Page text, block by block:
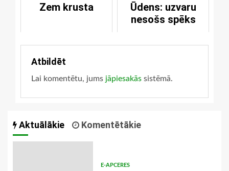
Zem krusta
Ūdens: uzvaru
nesošs spēks
Atbildēt
Lai komentētu, jums jāpiesakās sistēmā.
Aktuālākie Komentētākie
E-APCERES